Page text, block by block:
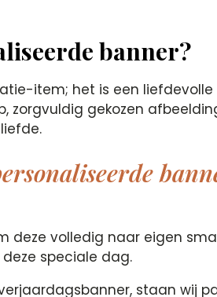
banner?
item; het is een
zorgvuldig gekozen
volledig naar eigen
speciale dag.
staan wij